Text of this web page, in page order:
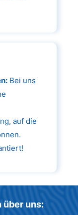
Bei uns
auf die
über uns: